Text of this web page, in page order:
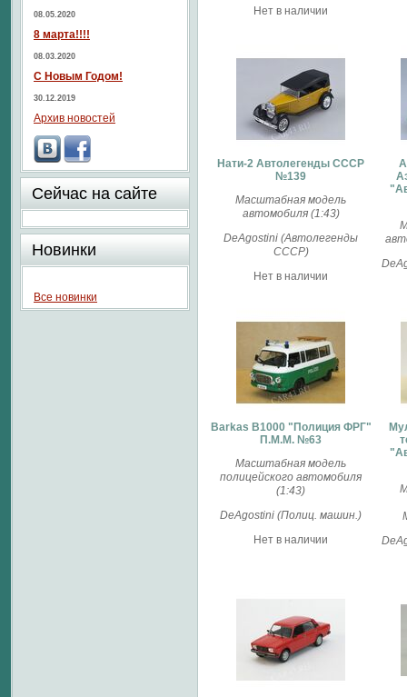
Нет в наличии
Нати-2 Автолегенды СССР
№139
Масштабная модель
автомобиля (1:43)
DeAgostini (Автолегенды
СССР)
Нет в наличии
Barkas B1000 "Полиция ФРГ"
П.М.М. №63
Масштабная модель
полицейского автомобиля
(1:43)
DeAgostini (Полиц. машин.)
Нет в наличии
08.05.2020
8 марта!!!!
08.03.2020
С Новым Годом!
30.12.2019
Архив новостей
Сейчас на сайте
Новинки
Все новинки